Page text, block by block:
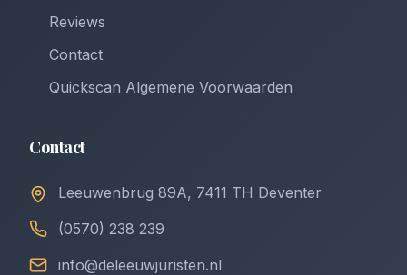
Reviews
Contact
Quickscan Algemene Voorwaarden
Contact
Leeuwenbrug 89A, 7411 TH Deventer
(0570) 238 239
info@deleeuwjuristen.nl